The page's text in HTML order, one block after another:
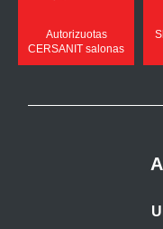
Autorizuotas
CERSANIT salonas